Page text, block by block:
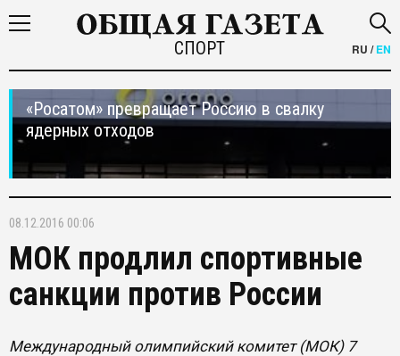
СПОРТ RU /EN
«Росатом» превращает Россию в свалку
ядерных отходов
08.12.2016 00:06
МОК продлил спортивные
санкции против России
Международный олимпийский комитет (МОК) 7